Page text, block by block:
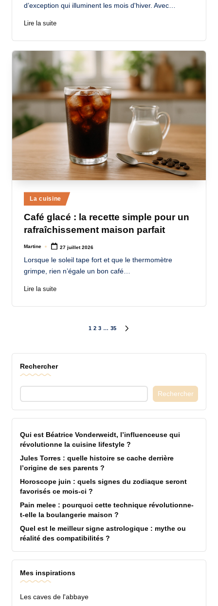
d’exception qui illuminent les mois d'hiver. Avec…
Lire la suite
Posted
in
La cuisine
Café glacé : la recette simple pour un
rafraîchissement maison parfait
Posted
Martine 27 juillet 2026
Lorsque le soleil tape fort et que le thermomètre
grimpe, rien n’égale un bon café…
Lire la suite
des
publications
1 2 3 … 35
Rechercher
Rechercher
Qui est Béatrice Vonderweidt, l’influenceuse qui
révolutionne la cuisine lifestyle ?
Jules Torres : quelle histoire se cache derrière
l’origine de ses parents ?
Horoscope juin : quels signes du zodiaque seront
favorisés ce mois-ci ?
Pain melee : pourquoi cette technique révolutionne-
t-elle la boulangerie maison ?
Quel est le meilleur signe astrologique : mythe ou
réalité des compatibilités ?
Mes inspirations
Les caves de l'abbaye